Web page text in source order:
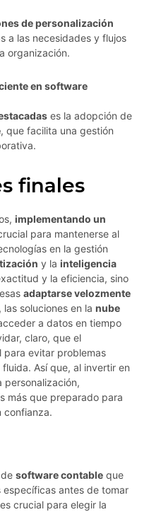
de personalización
a las necesidades y flujos
organización.
en software
es la adopción de
, que facilita una gestión
finales
implementando un
para mantenerse al
en la gestión
y la inteligencia
y la eficiencia, sino
adaptarse velozmente
las soluciones en la nube
a datos en tiempo
claro, que el
para evitar problemas
Así que, al invertir en
personalización,
más que preparado para
confianza.
software contable que
antes de tomar
crucial para elegir la